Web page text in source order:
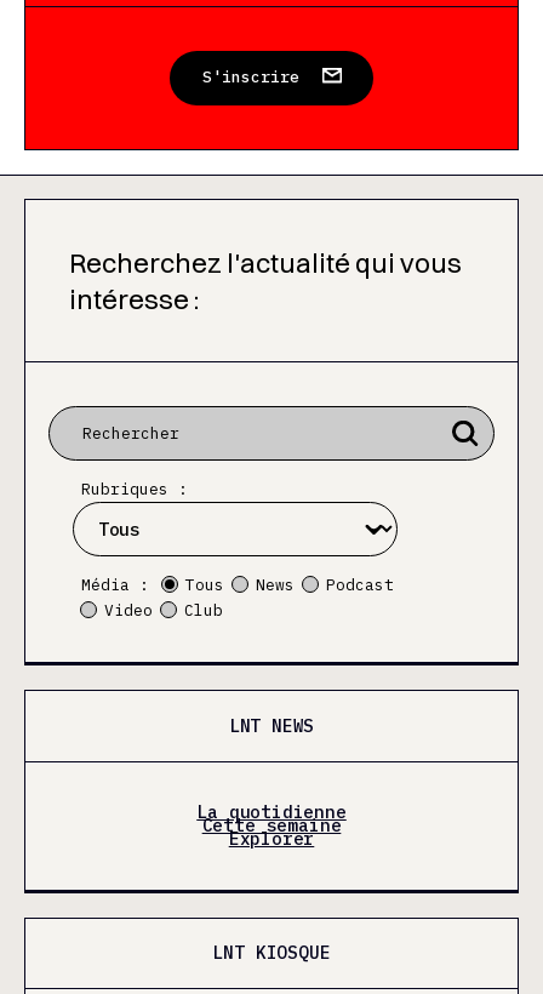
S'inscrire
Recherchez l'actualité qui vous
intéresse :
Rubriques :
Média : Tous News
Podcast
Video
Club
LNT NEWS
La quotidienne
Cette semaine
Explorer
LNT KIOSQUE